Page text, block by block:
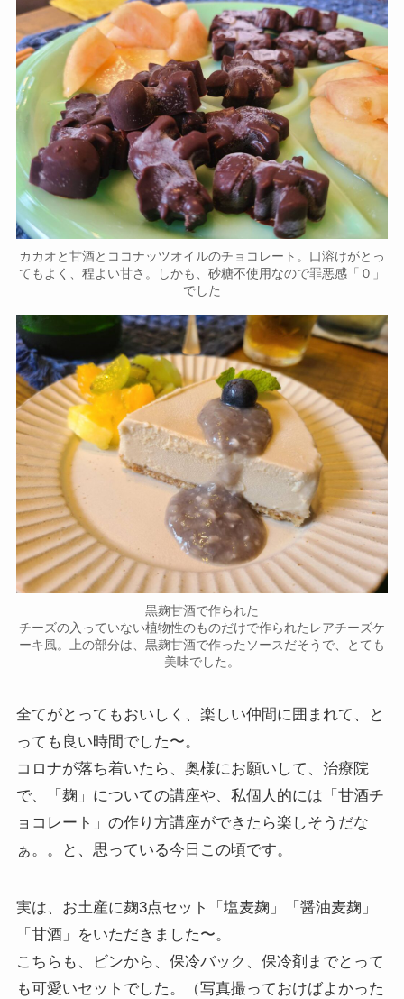
カカオと甘酒とココナッツオイルのチョコレート。口溶けがとっ
てもよく、程よい甘さ。しかも、砂糖不使用なので罪悪感「０」
でした
黒麹甘酒で作られた
チーズの入っていない植物性のものだけで作られたレアチーズケ
ーキ風。上の部分は、黒麹甘酒で作ったソースだそうで、とても
美味でした。
全てがとってもおいしく、楽しい仲間に囲まれて、と
っても良い時間でした〜。
コロナが落ち着いたら、奥様にお願いして、治療院
で、「麹」についての講座や、私個人的には「甘酒チ
ョコレート」の作り方講座ができたら楽しそうだな
ぁ。。と、思っている今日この頃です。
実は、お土産に麹3点セット「塩麦麹」「醤油麦麹」
「甘酒」をいただきました〜。
こちらも、ビンから、保冷バック、保冷剤までとって
も可愛いセットでした。（写真撮っておけばよかった